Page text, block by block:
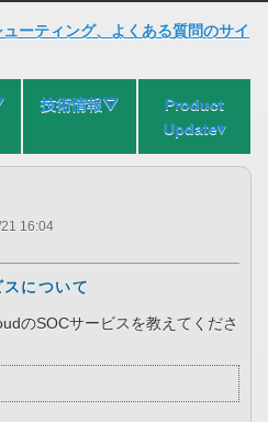
技術情報⛛
Product
Update▾
16:04
について
のSOCサービスを教えてくださ